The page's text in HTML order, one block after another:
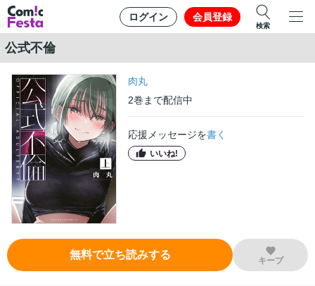
ログイン 会員登録
検索
公式不倫
肉丸
2巻 まで配信中
応援メッセージを書く
いいね!
無料で立ち読みする キープ